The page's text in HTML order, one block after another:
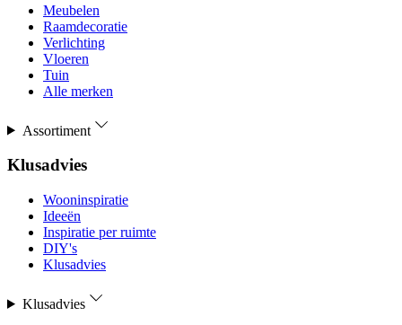
Meubelen
Raamdecoratie
Verlichting
Vloeren
Tuin
Alle merken
Assortiment
Klusadvies
Wooninspiratie
Ideeën
Inspiratie per ruimte
DIY's
Klusadvies
Klusadvies